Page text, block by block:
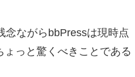
念ながらbbPressは現時点
っと驚くべきことである